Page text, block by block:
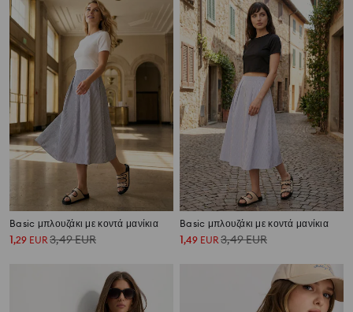
Basic μπλουζάκι με κοντά μανίκια
1,29 EUR3,49EUR
Basic μπλουζάκι με κοντά μανίκια
1,49 EUR3,49EUR